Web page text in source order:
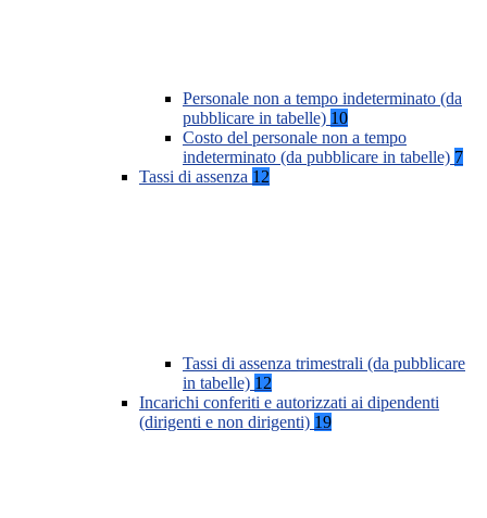
Personale non a tempo indeterminato (da
pubblicare in tabelle) 10
Costo del personale non a tempo
indeterminato (da pubblicare in tabelle) 7
Tassi di assenza 12
Tassi di assenza trimestrali (da pubblicare
in tabelle) 12
Incarichi conferiti e autorizzati ai dipendenti
(dirigenti e non dirigenti) 19